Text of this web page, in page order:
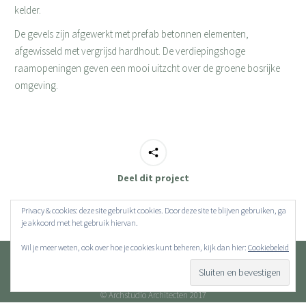
kelder.
De gevels zijn afgewerkt met prefab betonnen elementen,
afgewisseld met vergrijsd hardhout. De verdiepingshoge
raamopeningen geven een mooi uitzcht over de groene bosrijke
omgeving.
Deel dit project
© Archstudio Architecten 2017
Privacy & cookies: deze site gebruikt cookies. Door deze site te blijven gebruiken, ga
je akkoord met het gebruik hiervan.
Wil je meer weten, ook over hoe je cookies kunt beheren, kijk dan hier: Cookiebeleid